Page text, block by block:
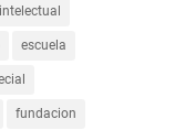
escuela
fundacion